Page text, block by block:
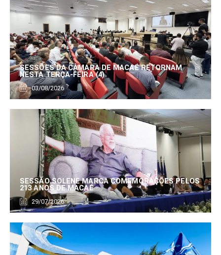
SESSÕES DA CÂMARA DE MACAÉ RETORNAM
NESTA TERÇA-FEIRA (4)
03/08/2026
SESSÃO SOLENE MARCA COMEMORAÇÕES PELOS
213 ANOS DE MACAÉ
29/07/2026